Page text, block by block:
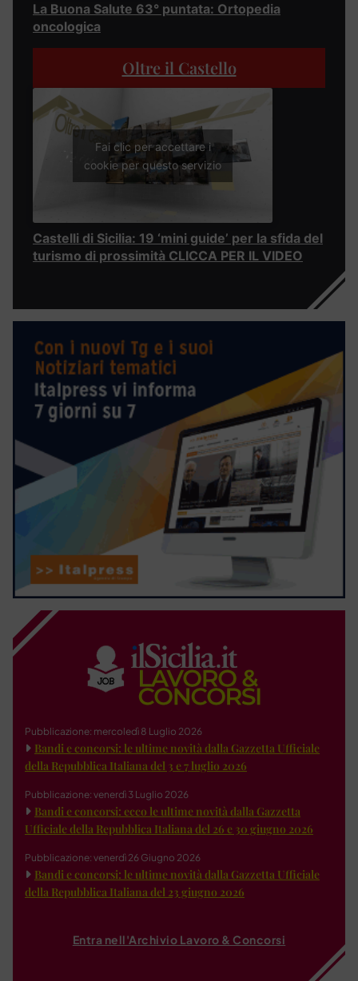
La Buona Salute 63° puntata: Ortopedia
oncologica
Oltre il Castello
Fai clic per accettare i
cookie per questo servizio
Castelli di Sicilia: 19 ‘mini guide’ per la sfida del
turismo di prossimità CLICCA PER IL VIDEO
Pubblicazione: mercoledì 8 Luglio 2026
Bandi e concorsi: le ultime novità dalla Gazzetta Ufficiale
della Repubblica Italiana del 3 e 7 luglio 2026
Pubblicazione: venerdì 3 Luglio 2026
Bandi e concorsi: ecco le ultime novità dalla Gazzetta
Ufficiale della Repubblica Italiana del 26 e 30 giugno 2026
Pubblicazione: venerdì 26 Giugno 2026
Bandi e concorsi: le ultime novità dalla Gazzetta Ufficiale
della Repubblica Italiana del 23 giugno 2026
Entra nell'Archivio Lavoro & Concorsi